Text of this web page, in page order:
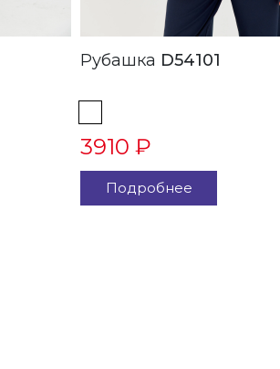
Рубашка D54101
3910 ₽
Подробнее